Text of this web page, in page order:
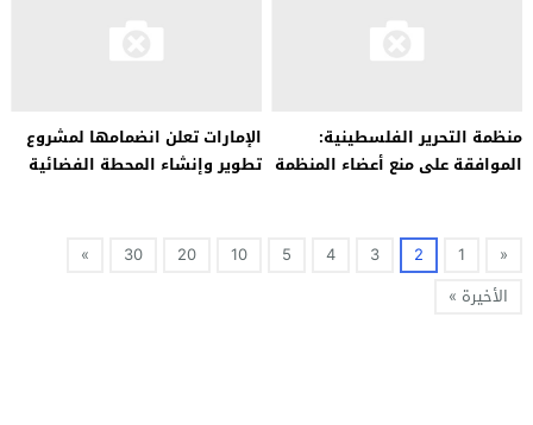
منظمة التحرير الفلسطينية:
الموافقة على منع أعضاء المنظمة
الإمارات تعلن انضمامها لمشروع
تطوير وإنشاء المحطة الفضائية
«
1
2
3
4
5
10
20
30
»
الأخيرة »